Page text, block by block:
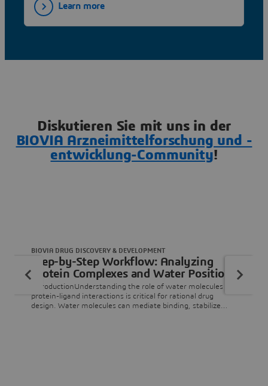
Learn more
Diskutieren Sie mit uns in der
BIOVIA Arzneimittelforschung und -
entwicklung-Community!
Step-by-Step Workflow: Analyzing
Protein Complexes and Water Positions
with Discovery Studio Simulation
IntroductionUnderstanding the role of water molecules in
protein-ligand interactions is critical for rational drug
design. Water molecules can mediate binding, stabilize
BIOVIA DRUG DISCOVERY & DEVELOPMENT